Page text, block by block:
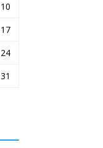
10
17
24
31